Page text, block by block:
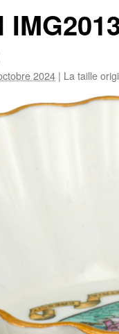
2024 | La taille